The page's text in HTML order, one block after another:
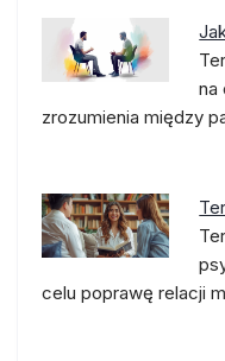
na
zrozumienia między
celu poprawę relacji